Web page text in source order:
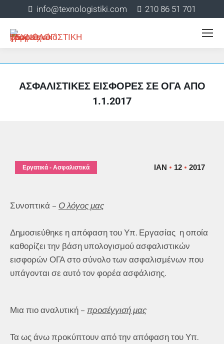
info@texnologistiki.com 210 86 51 701
ΑΣΦΑΛΙΣΤΙΚΈΣ ΕΙΣΦΟΡΈΣ ΣΕ ΟΓΑ ΑΠΌ
1.1.2017
ΙΑΝ 12 2017
Εργατικά - Ασφαλιστικά
Συνοπτικά – Ο λόγος μας
Δημοσιεύθηκε η απόφαση του Υπ. Εργασίας η οποία
καθορίζει την βάση υπολογισμού ασφαλιστικών
εισφορών ΟΓΑ στο σύνολο των ασφαλισμένων που
υπάγονται σε αυτό τον φορέα ασφάλισης.
Μια πιο αναλυτική – προσέγγισή μας
Τα ως άνω προκύπτουν από την απόφαση του Υπ.